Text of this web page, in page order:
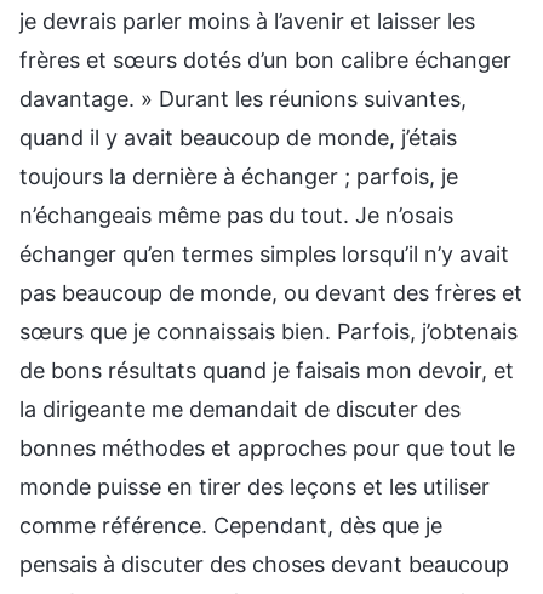
je devrais parler moins à l’avenir et laisser les
frères et sœurs dotés d’un bon calibre échanger
davantage. » Durant les réunions suivantes,
quand il y avait beaucoup de monde, j’étais
toujours la dernière à échanger ; parfois, je
n’échangeais même pas du tout. Je n’osais
échanger qu’en termes simples lorsqu’il n’y avait
pas beaucoup de monde, ou devant des frères et
sœurs que je connaissais bien. Parfois, j’obtenais
de bons résultats quand je faisais mon devoir, et
la dirigeante me demandait de discuter des
bonnes méthodes et approches pour que tout le
monde puisse en tirer des leçons et les utiliser
comme référence. Cependant, dès que je
pensais à discuter des choses devant beaucoup